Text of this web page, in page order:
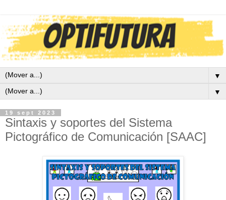
▼
▼
19 sept 2023
Sintaxis y soportes del Sistema
Pictográfico de Comunicación [SAAC]